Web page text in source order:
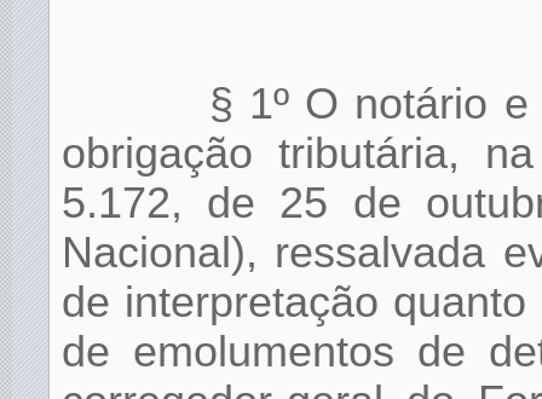
§ 1º O notário
obrigação tributária,
5.172, de 25 de
Nacional), ressalvada
de interpretação
de emolumentos de